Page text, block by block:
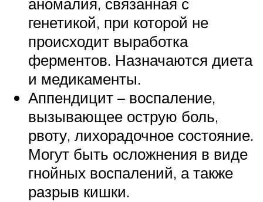
аномалия, связанная с
генетикой, при которой не
происходит выработка
ферментов. Назначаются диета
и медикаменты.
Аппендицит – воспаление,
вызывающее острую боль,
рвоту, лихорадочное состояние.
Могут быть осложнения в виде
гнойных воспалений, а также
разрыв кишки.